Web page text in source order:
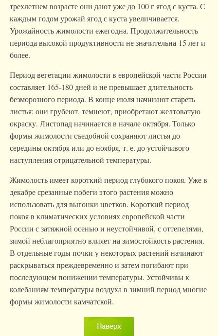
трехлетнем возрасте они дают уже до 100 г ягод с куста. С
каждым годом урожай ягод с куста увеличивается.
Урожайность жимолости ежегодна. Продолжительность
периода высокой продуктивности не значительна-15 лет и
более.
Период вегетации жимолости в европейской части России
составляет 165-180 дней и не превышает длительность
безморозного периода. В конце июля начинают стареть
листья: они грубеют, темнеют, приобретают желтоватую
окраску. Листопад начинается в начале октября. Только
формы жимолости съедобной сохраняют листья до
середины октября или до ноября, т. е. до устойчивого
наступления отрицательной температуры.
Жимолость имеет короткий период глубокого покоя. Уже в
декабре срезанные побеги этого растения можно
использовать для выгонки цветков. Короткий период
покоя в климатических условиях европейской части
России с затяжной осенью и неустойчивой, с оттепелями,
зимой неблагоприятно влияет на зимостойкость растения.
В отдельные годы почки у некоторых растений начинают
раскрываться преждевременно и затем погибают при
последующем понижении температуры. Устойчивы к
колебаниям температуры воздуха в зимний период многие
формы жимолости камчатской.